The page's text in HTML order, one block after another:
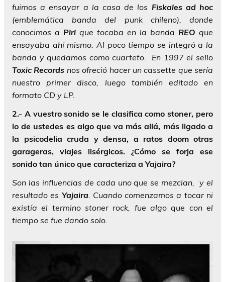
fuimos a ensayar a la casa de los Fiskales ad hoc
(emblemática banda del punk chileno), donde
conocimos a Piri que tocaba en la banda REO que
ensayaba ahí mismo. Al poco tiempo se integró a la
banda y quedamos como cuarteto. En 1997 el sello
Toxic Records nos ofreció hacer un cassette que sería
nuestro primer disco, luego también editado en
formato CD y LP.
2.- A vuestro sonido se le clasifica como stoner, pero
lo de ustedes es algo que va más allá, más ligado a
la psicodelia cruda y densa, a ratos doom otras
garageras, viajes lisérgicos. ¿Cómo se forja ese
sonido tan único que caracteriza a Yajaira?
Son las influencias de cada uno que se mezclan, y el
resultado es Yajaira . Cuando comenzamos a tocar ni
existía el termino stoner rock, fue algo que con el
tiempo se fue dando solo.